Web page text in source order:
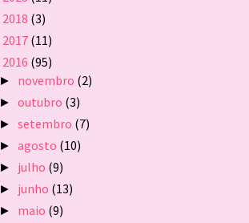
2018 (3)
2017 (11)
2016 (95)
► novembro (2)
►outubro (3)
►setembro (7)
►agosto (10)
► julho (9)
► junho (13)
► maio (9)